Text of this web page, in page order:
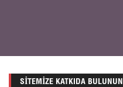
SITEMIZE KATKIDA BULUNUN